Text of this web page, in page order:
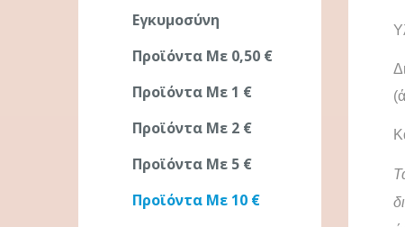
Εγκυμοσύνη
Προϊόντα Με 0,50 €
Προϊόντα Με 1 €
Προϊόντα Με 2 €
Προϊόντα Με 5 €
Προϊόντα Με 10 €